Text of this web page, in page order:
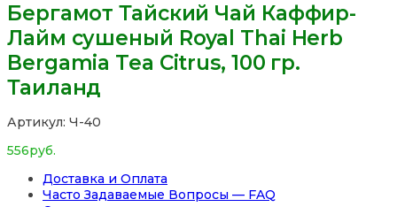
Бергамот Тайский Чай Каффир-
Лайм сушеный Royal Thai Herb
Bergamia Tea Citrus, 100 гр.
Таиланд
Артикул: Ч-40
556руб.
Доставка и Оплата
Часто Задаваемые Вопросы — FAQ